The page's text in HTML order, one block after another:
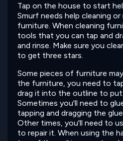
Tap on the house to start
Smurf needs help cleaning
furniture. When cleaning
tools that you can tap and
and rinse. Make sure you
to get three stars.
Some pieces of furniture
the furniture, you need to
drag it into the outline to put
Sometimes you'll need to
tapping and dragging the
Other times, you'll need to
to repair it. When using the